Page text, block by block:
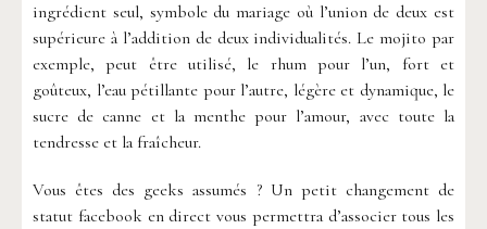
ingrédient seul, symbole du mariage où l’union de deux est
supérieure à l’addition de deux individualités. Le mojito par
exemple, peut être utilisé, le rhum pour l’un, fort et
goûteux, l’eau pétillante pour l’autre, légère et dynamique, le
sucre de canne et la menthe pour l’amour, avec toute la
tendresse et la fraîcheur.
Vous êtes des geeks assumés ? Un petit changement de
statut facebook en direct vous permettra d’associer tous les